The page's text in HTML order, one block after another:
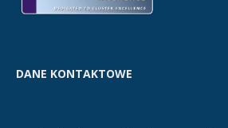
DANE KONTAKTOWE